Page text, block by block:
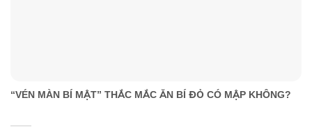
“VÉN MÀN BÍ MẬT” THẮC MẮC ĂN BÍ ĐỎ CÓ MẬP KHÔNG?